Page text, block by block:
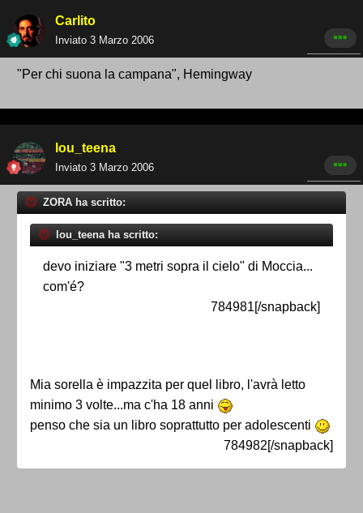
Carlito
Inviato 3 Marzo 2006
"Per chi suona la campana", Hemingway
lou_teena
Inviato 3 Marzo 2006
ZORA ha scritto:
lou_teena ha scritto:
devo iniziare "3 metri sopra il cielo" di Moccia...
com'é?
784981[/snapback]
Mia sorella è impazzita per quel libro, l'avrà letto
minimo 3 volte...ma c'ha 18 anni
penso che sia un libro soprattutto per adolescenti
784982[/snapback]